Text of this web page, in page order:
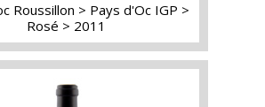
Roussillon
Pays d'Oc IGP
Rosé
2011